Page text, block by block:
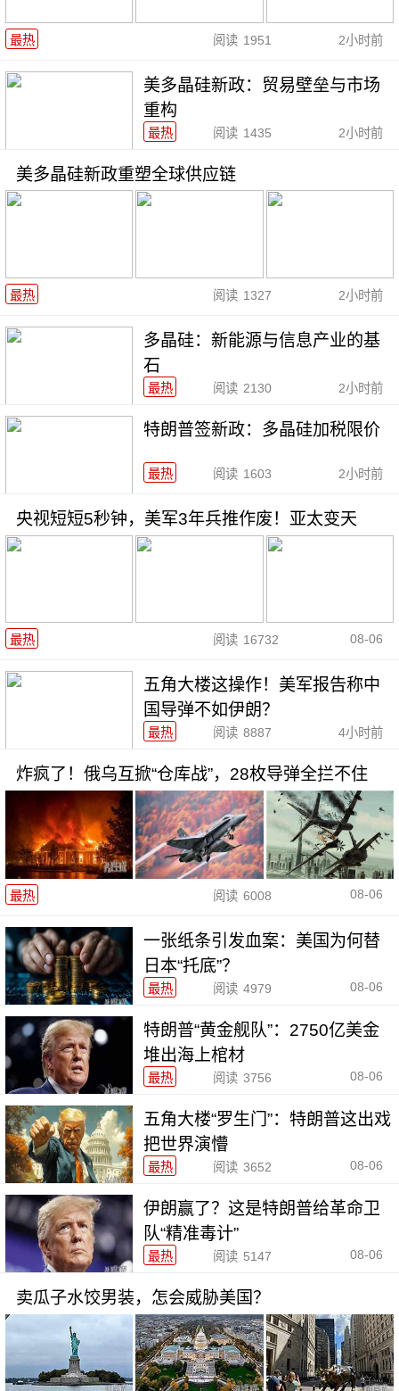
最热 阅读 1951 2小时前
美多晶硅新政：贸易壁垒与市场
重构
最热 阅读 1435 2小时前
美多晶硅新政重塑全球供应链
最热 阅读 1327 2小时前
多晶硅：新能源与信息产业的基
石
最热 阅读 2130 2小时前
特朗普签新政：多晶硅加税限价
最热 阅读 1603 2小时前
央视短短5秒钟，美军3年兵推作废！亚太变天
最热 阅读 16732 08-06
五角大楼这操作！美军报告称中
国导弹不如伊朗？
最热 阅读 8887 4小时前
炸疯了！俄乌互掀“仓库战”，28枚导弹全拦不住
最热 阅读 6008 08-06
一张纸条引发血案：美国为何替
日本“托底”？
最热 阅读 4979 08-06
特朗普“黄金舰队”：2750亿美金
堆出海上棺材
最热 阅读 3756 08-06
五角大楼“罗生门”：特朗普这出戏
把世界演懵
最热 阅读 3652 08-06
伊朗赢了？这是特朗普给革命卫
队“精准毒计”
最热 阅读 5147 08-06
卖瓜子水饺男装，怎会威胁美国？